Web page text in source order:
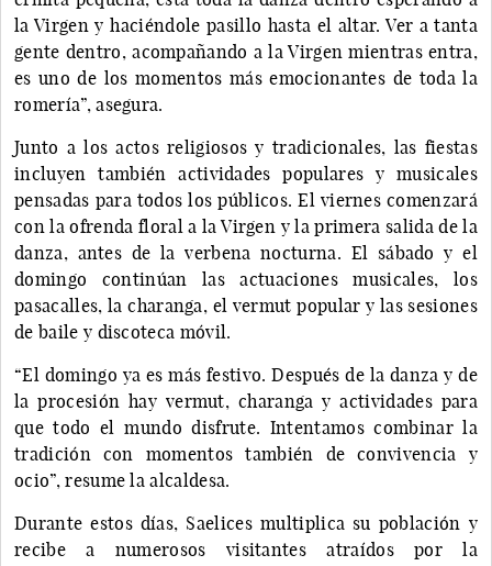
la Virgen y haciéndole pasillo hasta el altar. Ver a tanta
gente dentro, acompañando a la Virgen mientras entra,
es uno de los momentos más emocionantes de toda la
romería”, asegura.
Junto a los actos religiosos y tradicionales, las fiestas
incluyen también actividades populares y musicales
pensadas para todos los públicos. El viernes comenzará
con la ofrenda floral a la Virgen y la primera salida de la
danza, antes de la verbena nocturna. El sábado y el
domingo continúan las actuaciones musicales, los
pasacalles, la charanga, el vermut popular y las sesiones
de baile y discoteca móvil.
“El domingo ya es más festivo. Después de la danza y de
la procesión hay vermut, charanga y actividades para
que todo el mundo disfrute. Intentamos combinar la
tradición con momentos también de convivencia y
ocio”, resume la alcaldesa.
Durante estos días, Saelices multiplica su población y
recibe a numerosos visitantes atraídos por la